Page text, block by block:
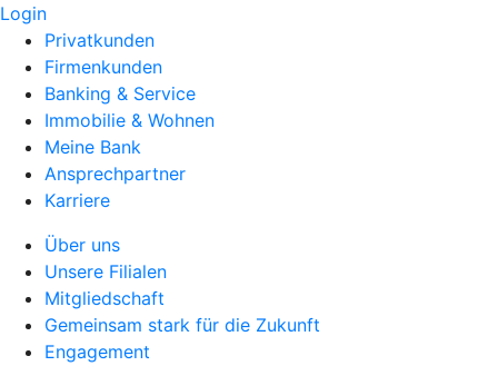
Login
Privatkunden
Firmenkunden
Banking & Service
Immobilie & Wohnen
Meine Bank
Ansprechpartner
Karriere
Über uns
Unsere Filialen
Mitgliedschaft
Gemeinsam stark für die Zukunft
Engagement